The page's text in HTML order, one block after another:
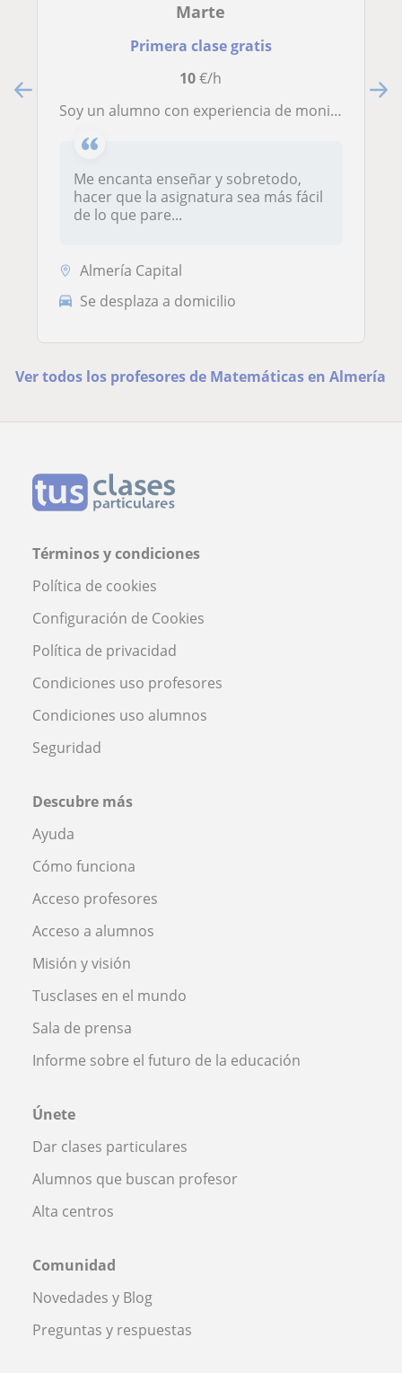
Marte
Primera clase gratis
10€/h
Soy un alumno con experiencia de monitor en los scouts y en la cruz roja de 3 años, tengo experiencia en el campo
Me encanta enseñar y sobretodo,
hacer que la asignatura sea más fácil
de lo que pare...
Almería Capital
Se desplaza a domicilio
Ver todos los profesores de Matemáticas en Almería
Términos y condiciones
Política de cookies
Configuración de Cookies
Política de privacidad
Condiciones uso profesores
Condiciones uso alumnos
Seguridad
Descubre más
Ayuda
Cómo funciona
Acceso profesores
Acceso a alumnos
Misión y visión
Tusclases en el mundo
Sala de prensa
Informe sobre el futuro de la educación
Únete
Dar clases particulares
Alumnos que buscan profesor
Alta centros
Comunidad
Novedades y Blog
Preguntas y respuestas